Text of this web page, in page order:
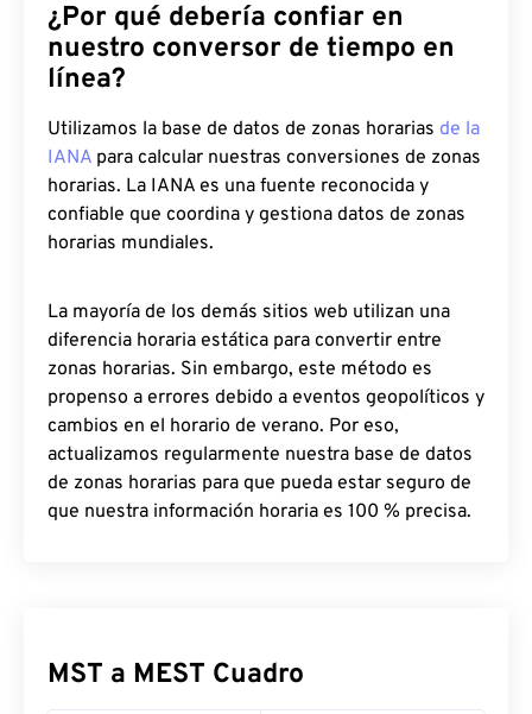
¿Por qué debería confiar en
nuestro conversor de tiempo en
línea?
Utilizamos la base de datos de zonas horarias de la
IANA para calcular nuestras conversiones de zonas
horarias. La IANA es una fuente reconocida y
confiable que coordina y gestiona datos de zonas
horarias mundiales.
La mayoría de los demás sitios web utilizan una
diferencia horaria estática para convertir entre
zonas horarias. Sin embargo, este método es
propenso a errores debido a eventos geopolíticos y
cambios en el horario de verano. Por eso,
actualizamos regularmente nuestra base de datos
de zonas horarias para que pueda estar seguro de
que nuestra información horaria es 100 % precisa.
MST a MEST Cuadro